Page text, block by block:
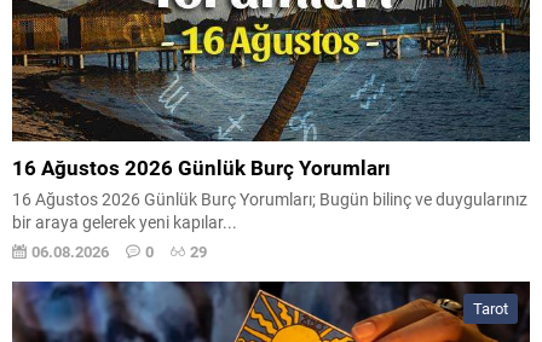
16 Ağustos 2026 Günlük Burç Yorumları
16 Ağustos 2026 Günlük Burç Yorumları; Bugün bilinç ve duygularınız
bir araya gelerek yeni kapılar...
06.08.2026 0 29
Tarot